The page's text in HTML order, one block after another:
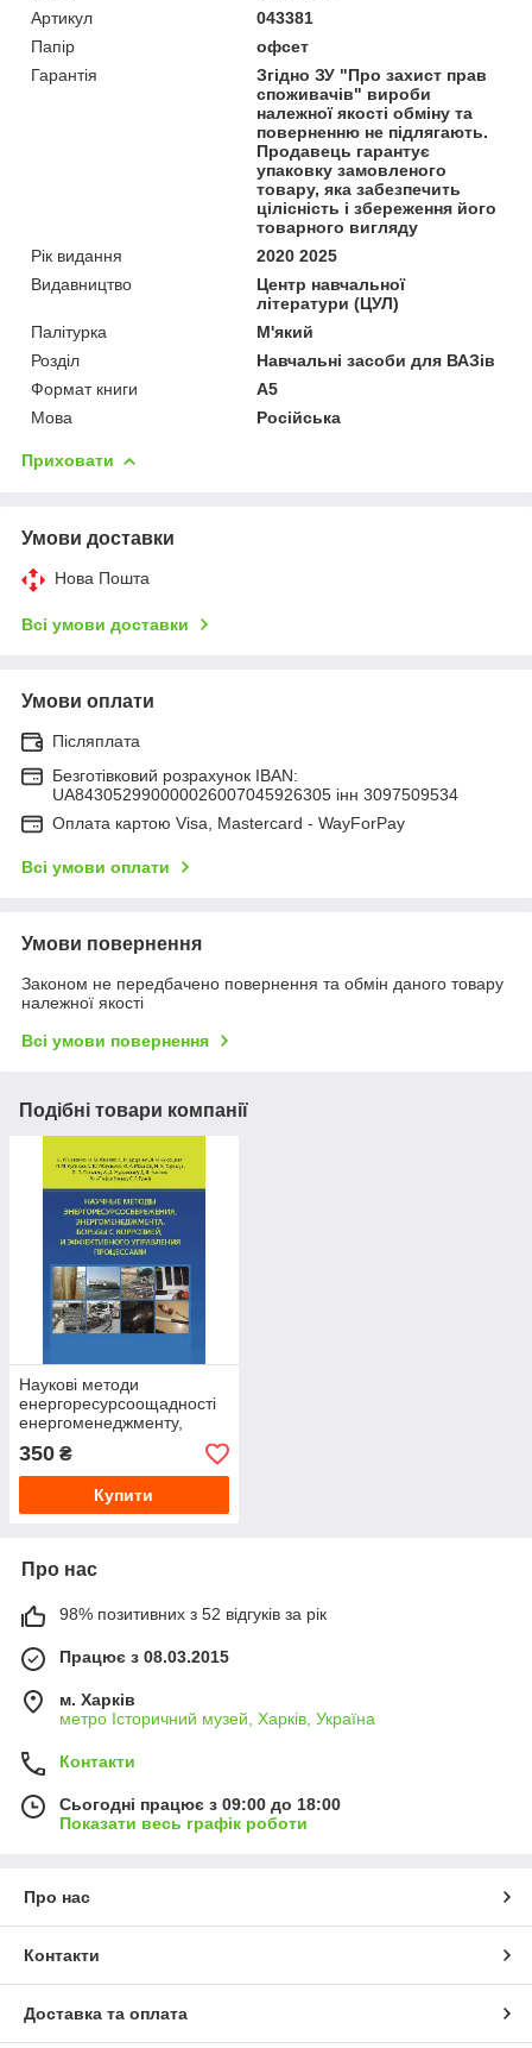
Артикул
043381
Папір
офсет
Гарантія
Згідно ЗУ "Про захист прав
споживачів" вироби
належної якості обміну та
поверненню не підлягають.
Продавець гарантує
упаковку замовленого
товару, яка забезпечить
цілісність і збереження його
товарного вигляду
Рік видання
2020 2025
Видавництво
Центр навчальної
літератури (ЦУЛ)
Палітурка
М'який
Розділ
Навчальні засоби для ВАЗів
Формат книги
А5
Мова
Російська
Приховати
Умови доставки
Нова Пошта
Всі умови доставки
Умови оплати
Післяплата
Безготівковий розрахунок IBAN:
UA843052990000026007045926305 інн 3097509534
Оплата картою Visa, Mastercard - WayForPay
Всі умови оплати
Умови повернення
Законом не передбачено повернення та обмін даного товару
належної якості
Всі умови повернення
Подібні товари компанії
Наукові методи
енергоресурсоощадності
енергоменеджменту,
боротьби з корозією й
ефективного керування
350 ₴
Купити
Про нас
98% позитивних з 52 відгуків за рік
Працює з 08.03.2015
м. Харків
метро Історичний музей, Харків, Україна
Контакти
Сьогодні працює з 09:00 до 18:00
Показати весь графік роботи
Про нас
Контакти
Доставка та оплата